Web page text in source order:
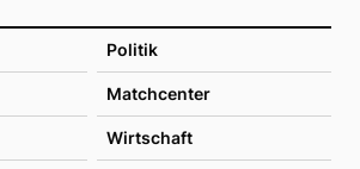
Politik
Matchcenter
Wirtschaft